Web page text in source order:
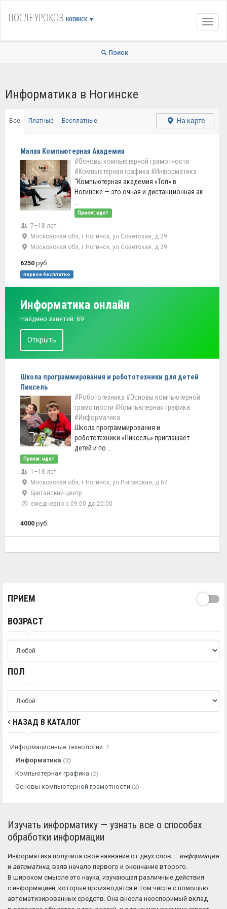
ПОСЛЕ УРОКОВ НОГИНСК ▼
Поиск
Информатика в Ногинске
Все Платные Бесплатные На карте
Малая Компьютерная Академия
#Основы компьютерной грамотности
#Компьютерная графика #Информатика
"Компьютерная академия «Toп» в
Ногинске — это очная и дистанционная ак
Прием: идет
7–18 лет
Московская обл, г Ногинск, ул Советская, д 29
Московская обл, г Ногинск, ул Советская, д 29
6250 руб.
первое бесплатно
Информатика онлайн
Найдено занятий: 69
Открыть
Школа программирования и робототехники для детей
Пиксель
#Робототехника #Основы компьютерной
грамотности #Компьютерная графика
#Информатика
Школа программирования и
робототехники «Пиксель» приглашает
детей и по ...
Прием: идет
1–18 лет
Московская обл, г Ногинск, ул Рогожская, д 67
Британский центр
ежедневно с 09:00 до 20:00
4000 руб.
ПРИЕМ
ВОЗРАСТ
ПОЛ
НАЗАД В КАТАЛОГ
Информационные технологии 2
Информатика (2)
Компьютерная графика (2)
Основы компьютерной грамотности (2)
Изучать информатику — узнать все о способах
обработки информации
Информатика получила свое название от двух слов — информация
и автоматика, взяв начало первого и окончание второго.
В широком смысле это наука, изучающая различные действия
с информацией, которые производятся в том числе с помощью
автоматизированных средств. Она внесла неоспоримый вклад